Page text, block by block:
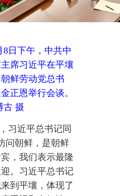
代朝中关系发
朝方各部门将
、基础设施、
广泛领域的交
通过党际渠道
朝方社会主义
贵助力，帮助
一道迈向现代
高兴地看
同志领导下，
的发展成就，
习近平总书记
体理念和四大